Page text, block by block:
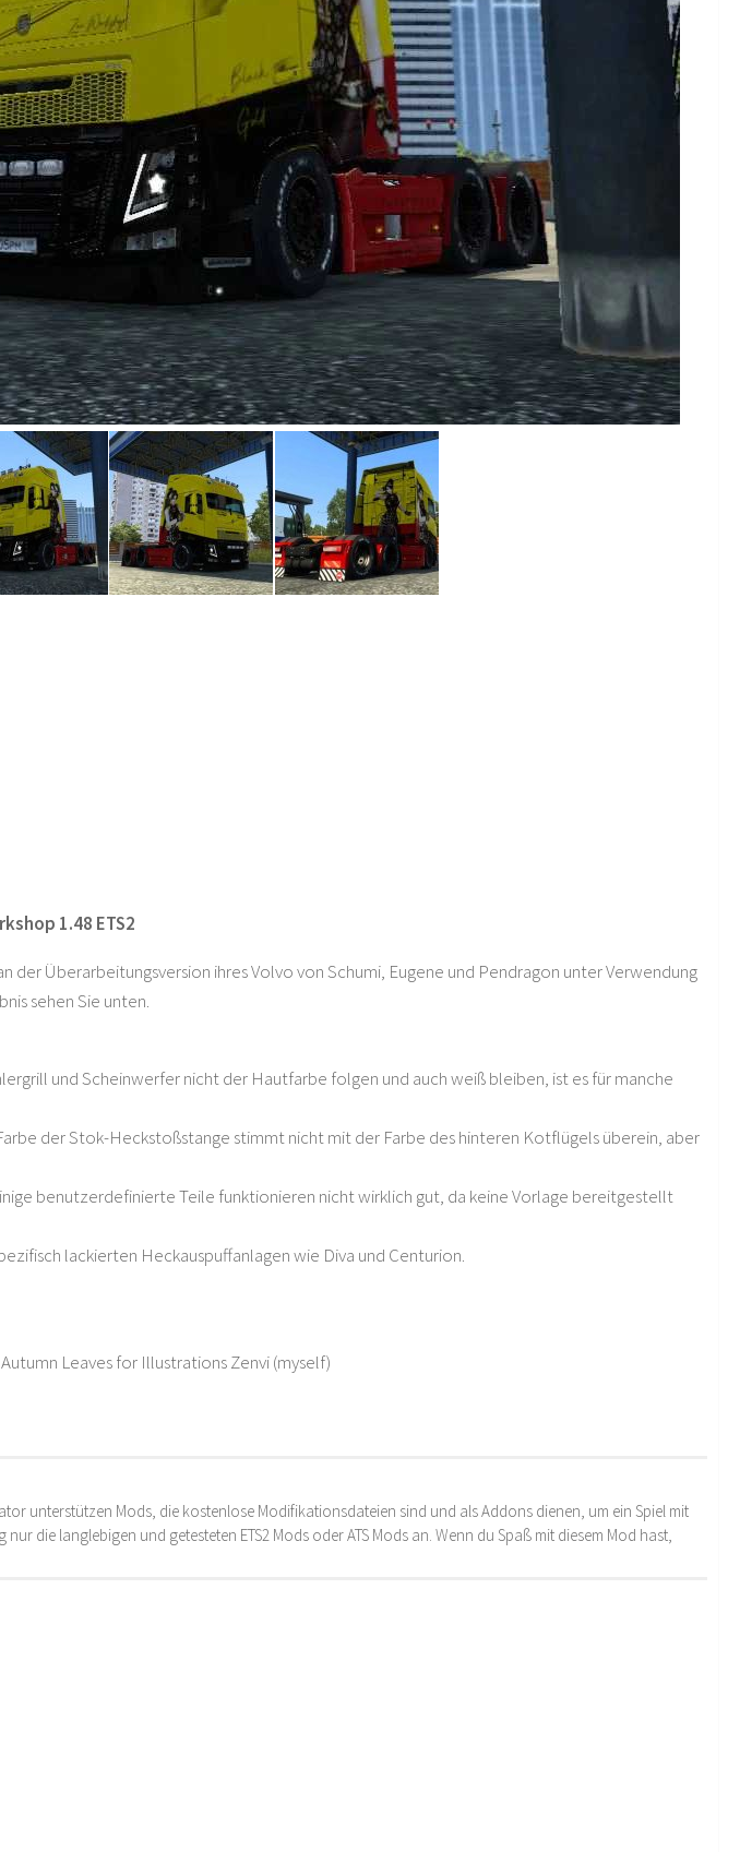
1.48 ETS2
der Überarbeitungsversion ihres Volvo von Schumi, Eugene und Pendragon unter Verwendung
sehen Sie unten.
und Scheinwerfer nicht der Hautfarbe folgen und auch weiß bleiben, ist es für manche
der Stok-Heckstoßstange stimmt nicht mit der Farbe des hinteren Kotflügels überein, aber
benutzerdefinierte Teile funktionieren nicht wirklich gut, da keine Vorlage bereitgestellt
lackierten Heckauspuffanlagen wie Diva und Centurion.
Leaves for Illustrations Zenvi (myself)
unterstützen Mods, die kostenlose Modifikationsdateien sind und als Addons dienen, um ein Spiel mit
die langlebigen und getesteten ETS2 Mods oder ATS Mods an. Wenn du Spaß mit diesem Mod hast,